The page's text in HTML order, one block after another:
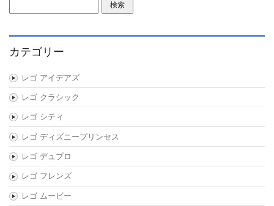
カテゴリー
レゴ アイデアズ
レゴ クラシック
レゴ シティ
レゴ ディズニープリンセス
レゴ デュプロ
レゴ フレンズ
レゴ ムービー